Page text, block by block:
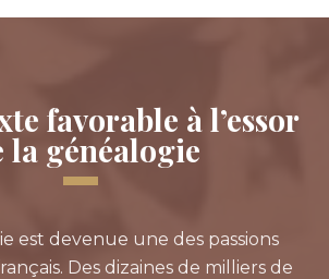
favorable à l’essor
la généalogie
est devenue une des passions
Des dizaines de milliers de